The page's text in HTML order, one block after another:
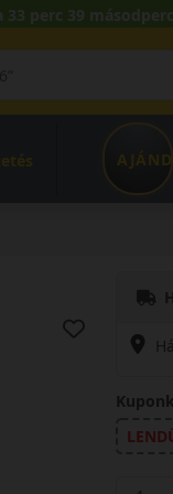
33 perc 37